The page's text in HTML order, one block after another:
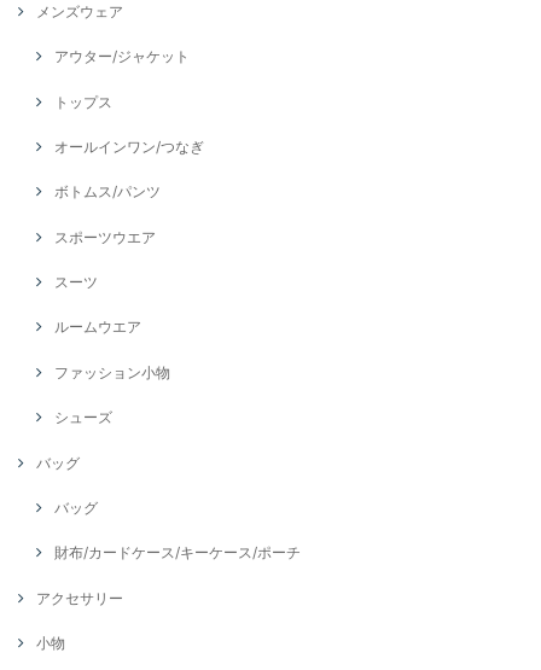
メンズウェア
アウター/ジャケット
トップス
オールインワン/つなぎ
ボトムス/パンツ
スポーツウエア
スーツ
ルームウエア
ファッション小物
シューズ
バッグ
バッグ
財布/カードケース/キーケース/ポーチ
アクセサリー
小物